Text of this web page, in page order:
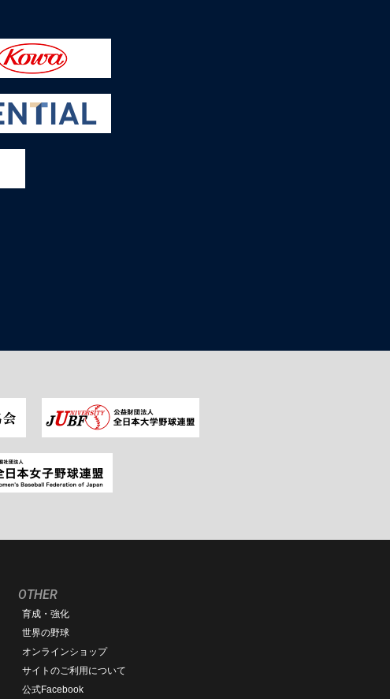
OTHER
育成・強化
世界の野球
オンラインショップ
サイトのご利用について
公式Facebook